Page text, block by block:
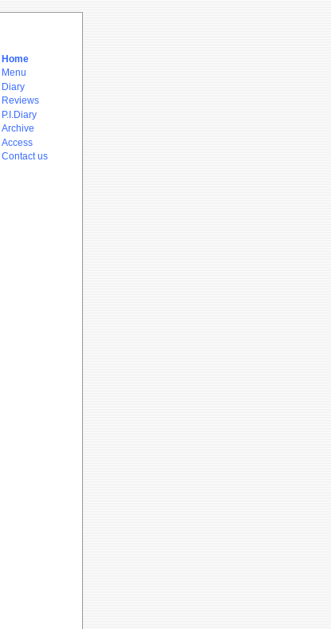
Home
Menu
Diary
Reviews
P.I.Diary
Archive
Access
Contact us